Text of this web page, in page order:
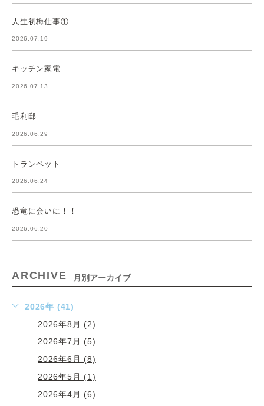
人生初梅仕事①
2026.07.19
キッチン家電
2026.07.13
毛利邸
2026.06.29
トランペット
2026.06.24
恐竜に会いに！！
2026.06.20
ARCHIVE 月別アーカイブ
2026年 (41)
2026年8月 (2)
2026年7月 (5)
2026年6月 (8)
2026年5月 (1)
2026年4月 (6)